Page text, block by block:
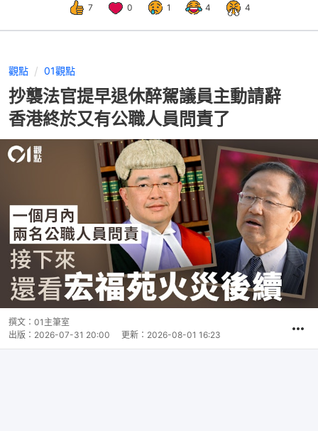
7 0 1 4 4
觀點 01觀點
抄襲法官提早退休醉駕議員主動請辭
香港終於又有公職人員問責了
撰文： 01主筆室
出版： 2026-07-31 20:00 更新： 2026-08-01 16:23